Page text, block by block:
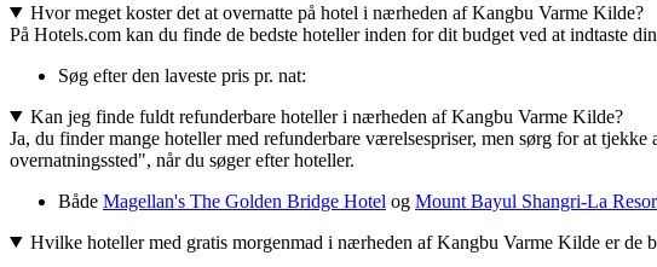
Hvor meget koster det at overnatte på hotel i nærheden af Kangbu Varme Kilde?
På Hotels.com kan du finde de bedste hoteller inden for dit budget ved at indtaste
Søg efter den laveste pris pr. nat:
Kan jeg finde fuldt refunderbare hoteller i nærheden af Kangbu Varme Kilde?
Ja, du finder mange hoteller med refunderbare værelsespriser, men sørg for at
overnatningssted", når du søger efter hoteller.
Både Magellan's The Golden Bridge Hotel og Mount Bayul Shangri-La
Hvilke hoteller med gratis morgenmad i nærheden af Kangbu Varme Kilde er de